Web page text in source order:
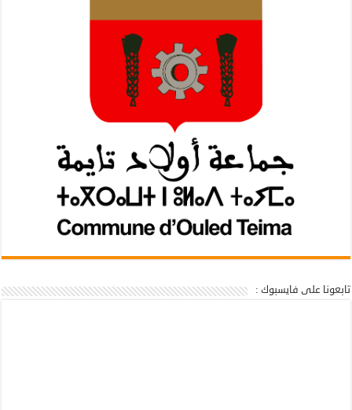
تابعونا على فايسبوك :